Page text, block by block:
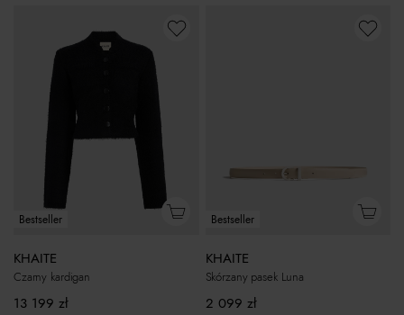
Bestseller
KHAITE
Czarny kardigan
13 199 zł
Bestseller
KHAITE
Skórzany pasek Luna
2 099 zł